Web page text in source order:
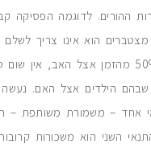
ההורים. לדוגמה הפסיקה
הוא אינו צריך לשלם
אם הילדים נמצאים 50% מהזמן אצל
האחוזים שבהם הילדים אצל האם.
אחד – משמורת משותפת –
התנאי השני הוא משכורות